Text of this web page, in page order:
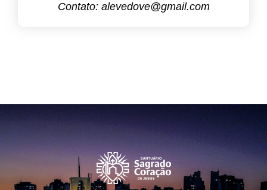
Contato: alevedove@gmail.com